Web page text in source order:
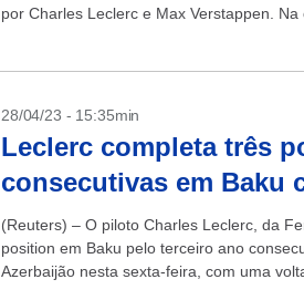
por Charles Leclerc e Max Verstappen. Na
28/04/23 - 15:35min
Leclerc completa três
consecutivas em Baku
(Reuters) – O piloto Charles Leclerc, da
position em Baku pelo terceiro ano
Azerbaijão nesta sexta-feira, com uma